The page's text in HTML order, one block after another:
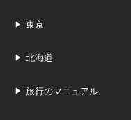
東京
北海道
旅行のマニュアル